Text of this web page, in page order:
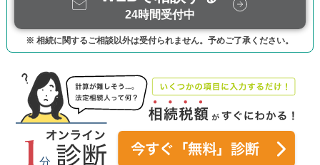
24時間受付中
※ 相続に関するご相談以外は受付られません。予めご了承ください。